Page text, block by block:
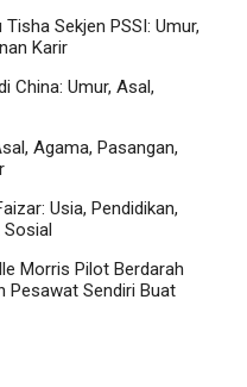
Sekjen PSSI: Umur,
Karir
China: Umur, Asal,
Agama, Pasangan,
Usia, Pendidikan,
Sosial
Morris Pilot Berdarah
Pesawat Sendiri Buat